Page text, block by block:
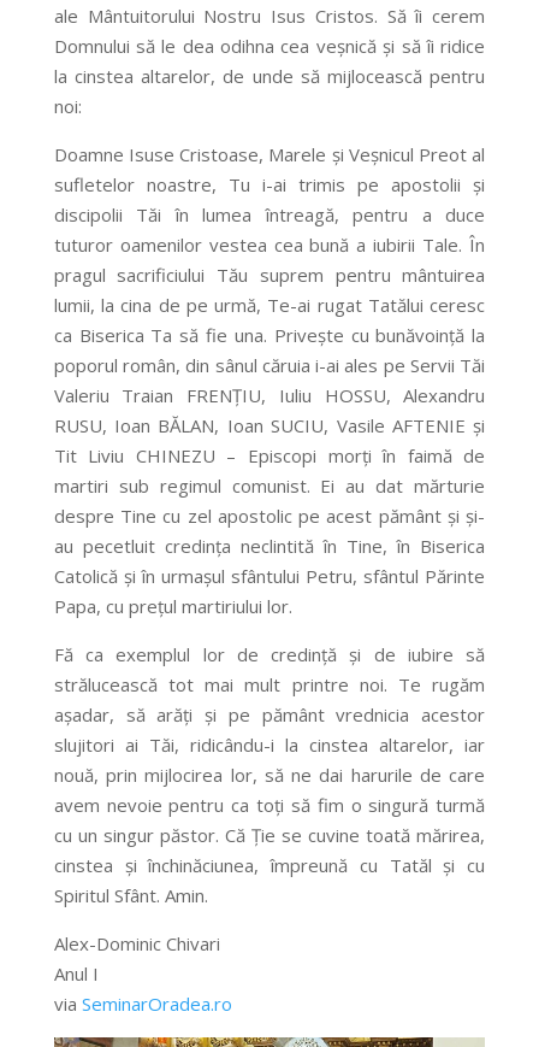
ale Mântuitorului Nostru Isus Cristos. Să îi cerem
Domnului să le dea odihna cea veșnică și să îi ridice
la cinstea altarelor, de unde să mijlocească pentru
noi:
Doamne Isuse Cristoase, Marele și Veșnicul Preot al
sufletelor noastre, Tu i-ai trimis pe apostolii și
discipolii Tăi în lumea întreagă, pentru a duce
tuturor oamenilor vestea cea bună a iubirii Tale. În
pragul sacrificiului Tău suprem pentru mântuirea
lumii, la cina de pe urmă, Te-ai rugat Tatălui ceresc
ca Biserica Ta să fie una. Privește cu bunăvoință la
poporul român, din sânul căruia i-ai ales pe Servii Tăi
Valeriu Traian FRENȚIU, Iuliu HOSSU, Alexandru
RUSU, Ioan BĂLAN, Ioan SUCIU, Vasile AFTENIE și
Tit Liviu CHINEZU – Episcopi morți în faimă de
martiri sub regimul comunist. Ei au dat mărturie
despre Tine cu zel apostolic pe acest pământ și și-
au pecetluit credința neclintită în Tine, în Biserica
Catolică și în urmașul sfântului Petru, sfântul Părinte
Papa, cu prețul martiriului lor.
Fă ca exemplul lor de credință și de iubire să
strălucească tot mai mult printre noi. Te rugăm
așadar, să arăți și pe pământ vrednicia acestor
slujitori ai Tăi, ridicându-i la cinstea altarelor, iar
nouă, prin mijlocirea lor, să ne dai harurile de care
avem nevoie pentru ca toți să fim o singură turmă
cu un singur păstor. Că Ție se cuvine toată mărirea,
cinstea și închinăciunea, împreună cu Tatăl și cu
Spiritul Sfânt. Amin.
Alex-Dominic Chivari
Anul I
via SeminarOradea.ro